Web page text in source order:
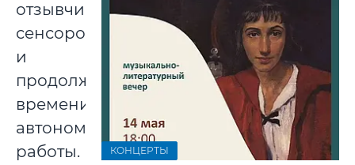
отзывчивым
сенсором
и
продолжительному
времени
автономной
работы.
КОНЦЕРТЫ